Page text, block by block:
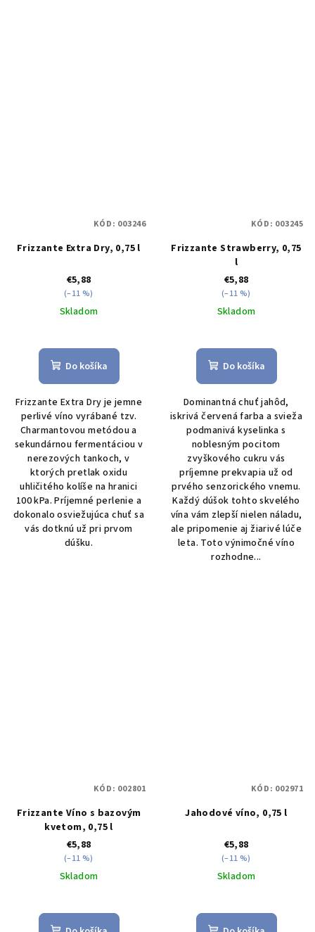
Frizzante Extra Dry, 0,75 l
€5,88
(–11 %)
Skladom
Do košíka
Frizzante Extra Dry je jemne
perlivé víno vyrábané tzv.
Charmantovou metódou a
sekundárnou fermentáciou v
nerezových tankoch, v
ktorých pretlak oxidu
uhličitého kolíše na hranici
100 kPa. Príjemné perlenie a
dokonalo osviežujúca chuť sa
vás dotknú už pri prvom
dúšku.
KÓD: 003246
Frizzante Strawberry, 0,75
l
€5,88
(–11 %)
Skladom
Do košíka
Dominantná chuť jahôd,
iskrivá červená farba a svieža
podmanivá kyselinka s
noblesným pocitom
zvyškového cukru vás
príjemne prekvapia už od
prvého senzorického vnemu.
Každý dúšok tohto skvelého
vína vám zlepší nielen náladu,
ale pripomenie aj žiarivé lúče
leta. Toto výnimočné víno
rozhodne...
KÓD: 003245
Frizzante Víno s bazovým
kvetom, 0,75 l
€5,88
(–11 %)
Skladom
KÓD: 002801
Jahodové víno, 0,75 l
€5,88
(–11 %)
Skladom
KÓD: 002971